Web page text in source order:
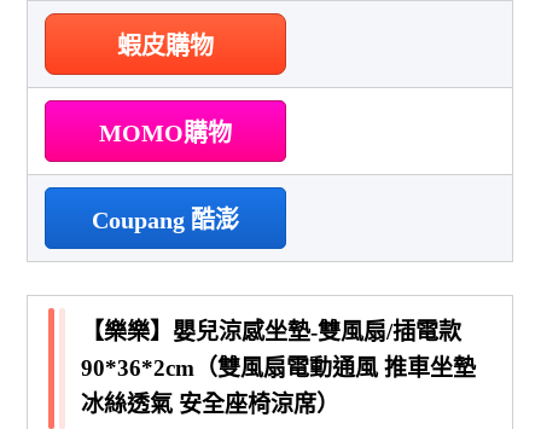
蝦皮購物
MOMO購物
Coupang 酷澎
【樂樂】嬰兒涼感坐墊-雙風扇/插電款
90*36*2cm（雙風扇電動通風 推車坐墊
冰絲透氣 安全座椅涼席）